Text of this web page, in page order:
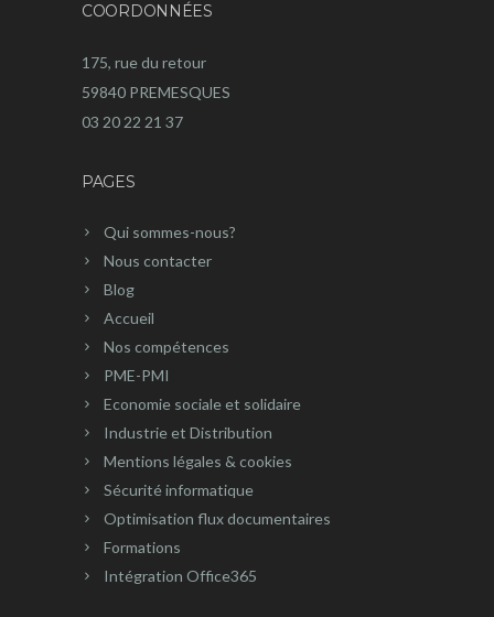
COORDONNÉES
175, rue du retour
59840 PREMESQUES
03 20 22 21 37
PAGES
Qui sommes-nous?
Nous contacter
Blog
Accueil
Nos compétences
PME-PMI
Economie sociale et solidaire
Industrie et Distribution
Mentions légales & cookies
Sécurité informatique
Optimisation flux documentaires
Formations
Intégration Office365